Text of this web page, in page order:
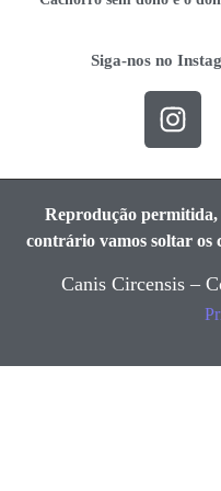
Siga-nos no
Reprodução permitida,
contrário vamos soltar os
Canis Circensis –